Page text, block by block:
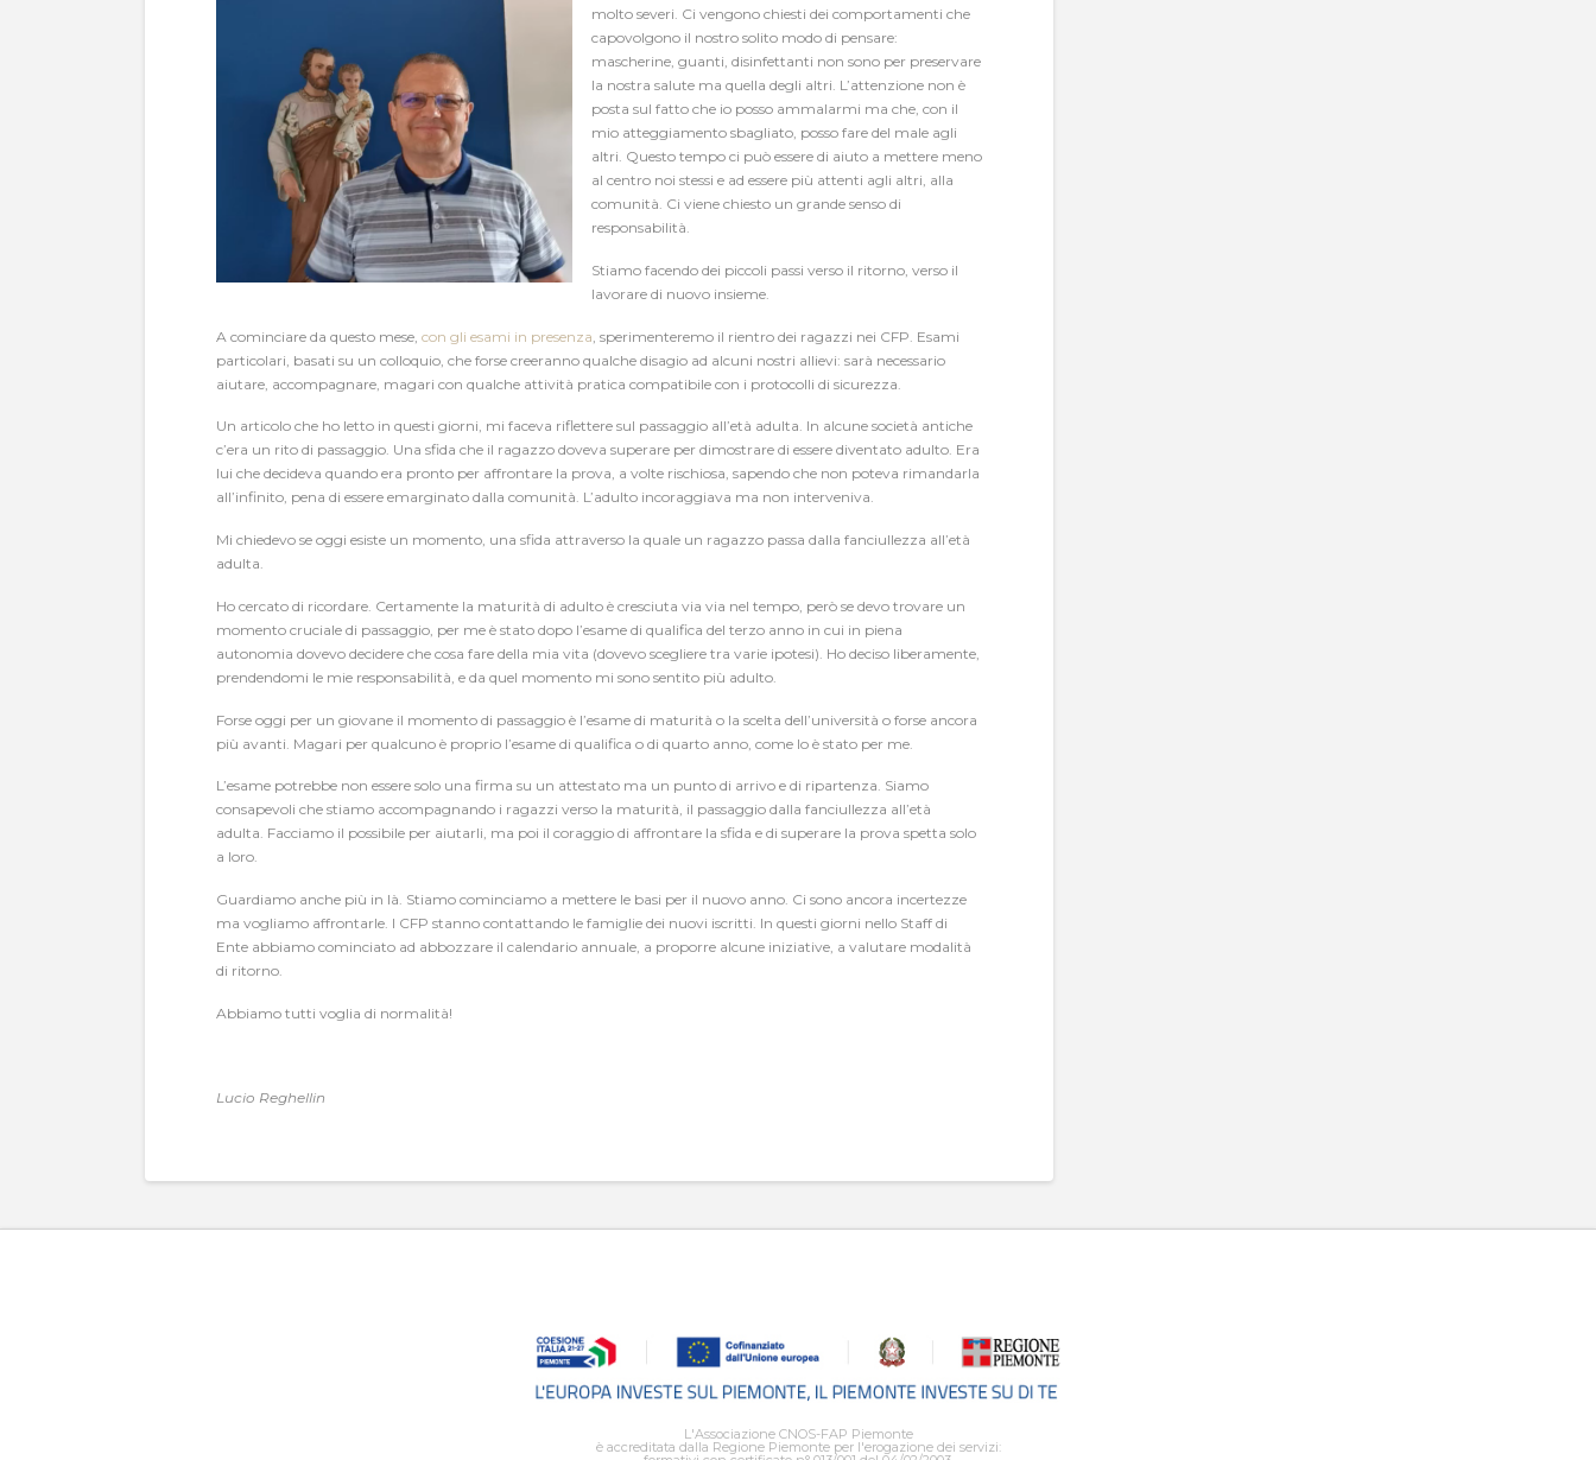
molto severi. Ci vengono chiesti dei comportamenti che
capovolgono il nostro solito modo di pensare:
mascherine, guanti, disinfettanti non sono per preservare
la nostra salute ma quella degli altri. L’attenzione non è
posta sul fatto che io posso ammalarmi ma che, con il
mio atteggiamento sbagliato, posso fare del male agli
altri. Questo tempo ci può essere di aiuto a mettere meno
al centro noi stessi e ad essere più attenti agli altri, alla
comunità. Ci viene chiesto un grande senso di
responsabilità.
Stiamo facendo dei piccoli passi verso il ritorno, verso il
lavorare di nuovo insieme.
A cominciare da questo mese, con gli esami in presenza , sperimenteremo il rientro dei ragazzi nei CFP. Esami
particolari, basati su un colloquio, che forse creeranno qualche disagio ad alcuni nostri allievi: sarà necessario
aiutare, accompagnare, magari con qualche attività pratica compatibile con i protocolli di sicurezza.
Un articolo che ho letto in questi giorni, mi faceva riflettere sul passaggio all’età adulta. In alcune società antiche
c’era un rito di passaggio. Una sfida che il ragazzo doveva superare per dimostrare di essere diventato adulto. Era
lui che decideva quando era pronto per affrontare la prova, a volte rischiosa, sapendo che non poteva rimandarla
all’infinito, pena di essere emarginato dalla comunità. L’adulto incoraggiava ma non interveniva.
Mi chiedevo se oggi esiste un momento, una sfida attraverso la quale un ragazzo passa dalla fanciullezza all’età
adulta.
Ho cercato di ricordare. Certamente la maturità di adulto è cresciuta via via nel tempo, però se devo trovare un
momento cruciale di passaggio, per me è stato dopo l’esame di qualifica del terzo anno in cui in piena
autonomia dovevo decidere che cosa fare della mia vita (dovevo scegliere tra varie ipotesi). Ho deciso liberamente,
prendendomi le mie responsabilità, e da quel momento mi sono sentito più adulto.
Forse oggi per un giovane il momento di passaggio è l’esame di maturità o la scelta dell’università o forse ancora
più avanti. Magari per qualcuno è proprio l’esame di qualifica o di quarto anno, come lo è stato per me.
L’esame potrebbe non essere solo una firma su un attestato ma un punto di arrivo e di ripartenza. Siamo
consapevoli che stiamo accompagnando i ragazzi verso la maturità, il passaggio dalla fanciullezza all’età
adulta. Facciamo il possibile per aiutarli, ma poi il coraggio di affrontare la sfida e di superare la prova spetta solo
a loro.
Guardiamo anche più in là. Stiamo cominciamo a mettere le basi per il nuovo anno. Ci sono ancora incertezze
ma vogliamo affrontarle. I CFP stanno contattando le famiglie dei nuovi iscritti. In questi giorni nello Staff di
Ente abbiamo cominciato ad abbozzare il calendario annuale, a proporre alcune iniziative, a valutare modalità
di ritorno.
Abbiamo tutti voglia di normalità!
Lucio Reghellin
L'Associazione CNOS-FAP Piemonte
è accreditata dalla Regione Piemonte per l'erogazione dei servizi: